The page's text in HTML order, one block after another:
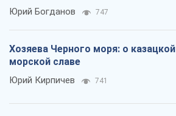
Юрий Богданов 747
Хозяева Черного моря: о казацкой
морской славе
Юрий Кирпичев 741